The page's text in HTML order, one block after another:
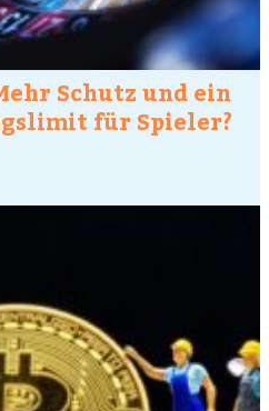
Schutz und ein
für Spieler?